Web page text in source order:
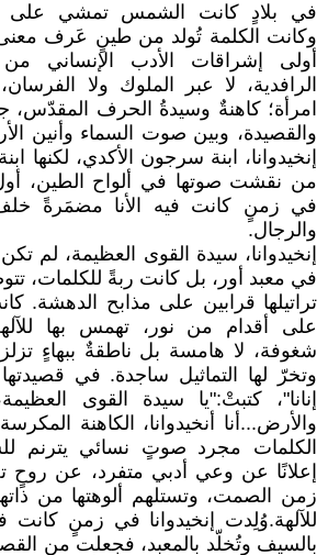
في بلادٍ كانت الشمس تمشي على
وكانت الكلمة تُولد من طينٍ عَرف
أولى إشراقات الأدب الإنساني
الرافدية، لا عبر الملوك ولا
امرأة؛ كاهنةٌ وسيدةُ الحرف المقدّس،
والقصيدة، وبين صوت السماء وأنين
إنخيدوانا، ابنة سرجون الأكدي، لكنها
من نقشت صوتها في ألواح الطين،
في زمنٍ كانت فيه الأنا مضمَرةً
والرجال.
إنخيدوانا، سيدة القوى العظيمة، لم
في معبد أور، بل كانت ربةً للكلمات،
تراتيلها قرابين على مذابح الدهشة.
على أقدام من نور، تهمس بها
شغوفة، لا هامسة بل ناطقةٌ ببهاءٍ
وتخرّ لها التماثيل ساجدة. في قصيدتها
إنانا"، كتبتْ:"يا سيدة القوى
والأرض...أنا أنخيدوانا، الكاهنة
الكلمات مجرد صوتٍ نسائي يترنم
إعلانًا عن وعي أدبي متفرد، عن روحٍ
زمن الصمت، وتستلهم ألوهتها من
للآلهة.وُلِدت إنخيدوانا في زمنٍ كانت
بالسيف وتُخلّد بالمعبد، فجعلت من